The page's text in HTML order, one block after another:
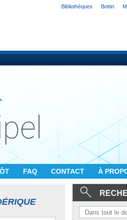
Bibliothèques Bottin
FAQ CONTACT À